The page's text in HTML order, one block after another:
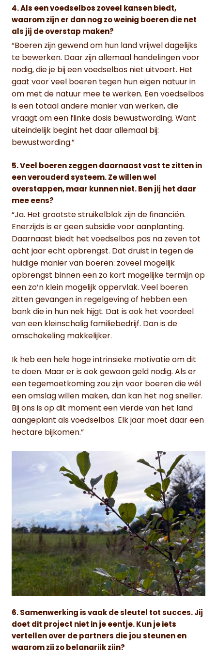
4. Als een voedselbos zoveel kansen biedt,
waarom zijn er dan nog zo weinig boeren die net
als jij de overstap maken?
“Boeren zijn gewend om hun land vrijwel dagelijks
te bewerken. Daar zijn allemaal handelingen voor
nodig, die je bij een voedselbos niet uitvoert. Het
gaat voor veel boeren tegen hun eigen natuur in
om met de natuur mee te werken. Een voedselbos
is een totaal andere manier van werken, die
vraagt om een flinke dosis bewustwording. Want
uiteindelijk begint het daar allemaal bij:
bewustwording.”
5. Veel boeren zeggen daarnaast vast te zitten in
een verouderd systeem. Ze willen wel
overstappen, maar kunnen niet. Ben jij het daar
mee eens?
“Ja. Het grootste struikelblok zijn de financiën.
Enerzijds is er geen subsidie voor aanplanting.
Daarnaast biedt het voedselbos pas na zeven tot
acht jaar echt opbrengst. Dat druist in tegen de
huidige manier van boeren: zoveel mogelijk
opbrengst binnen een zo kort mogelijke termijn op
een zo’n klein mogelijk oppervlak. Veel boeren
zitten gevangen in regelgeving of hebben een
bank die in hun nek hijgt. Dat is ook het voordeel
van een kleinschalig familiebedrijf. Dan is de
omschakeling makkelijker.
Ik heb een hele hoge intrinsieke motivatie om dit
te doen. Maar er is ook gewoon geld nodig. Als er
een tegemoetkoming zou zijn voor boeren die wél
een omslag willen maken, dan kan het nog sneller.
Bij ons is op dit moment een vierde van het land
aangeplant als voedselbos. Elk jaar moet daar een
hectare bijkomen.”
6. Samenwerking is vaak de sleutel tot succes. Jij
doet dit project niet in je eentje. Kun je iets
vertellen over de partners die jou steunen en
waarom zij zo belangrijk zijn?